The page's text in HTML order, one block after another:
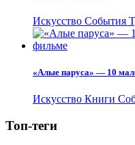
Искусство События
«Алые паруса» — 10
Искусство Книги
Топ-теги